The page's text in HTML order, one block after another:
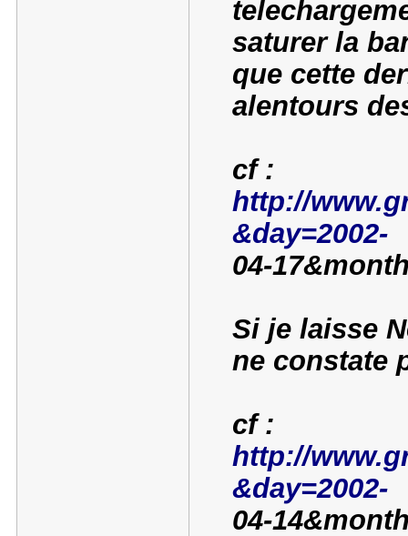
saturer la
que cette
alentours
cf :
http://
&day=2002-
04-
Si je laisse
ne constate
cf :
http://
&day=2002-
04-